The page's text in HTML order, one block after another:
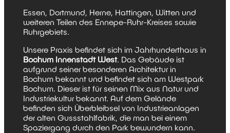
Essen, Dortmund, Herne, Hattingen, Witten und
weiteren Teilen des Ennepe-Ruhr-Kreises sowie
Ruhrgebiets.
Unsere Praxis befindet sich im Jahrhunderthaus in
Bochum Innenstadt West. Das Gebäude ist
aufgrund seiner besonderen Architektur in
Bochum bekannt und befindet sich am Westpark
Bochum. Dieser ist für seinen Mix aus Natur und
Industriekultur bekannt. Auf dem Gelände
befinden sich Überbleibsel von Industrieanlagen
der alten Gussstahlfabrik, die man bei einem
Spaziergang durch den Park bewundern kann.